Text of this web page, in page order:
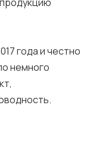
года и честно
немного